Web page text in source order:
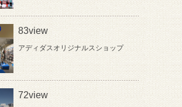
83view
アディダスオリジナルスショップ
72view